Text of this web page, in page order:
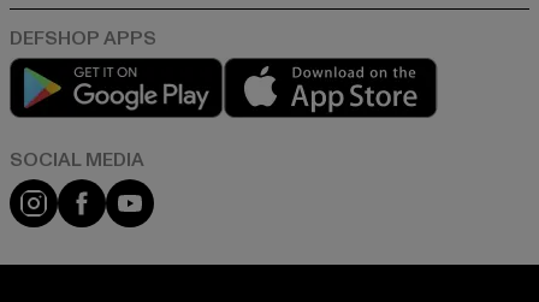
Play market
Instagram
FacebookYouTube